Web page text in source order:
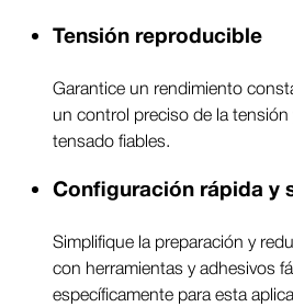
Tensión reproducible
Garantice un rendimiento
un control preciso de la
tensado fiables.
Configuración rápida y
Simplifique la preparación y
con herramientas y adhesivos
específicamente para esta